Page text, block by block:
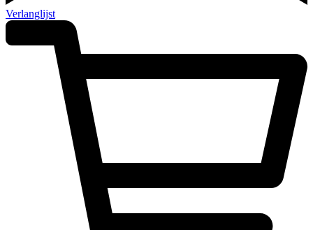
Verlanglijst